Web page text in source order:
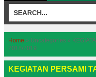
Home » Uncategories »
2018/2019
KEGIATAN PERSAMI